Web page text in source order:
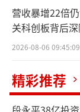
完成“技术
营收暴增22倍
关科创板背后
困局
2026-08-06 09:45:09
精彩推荐